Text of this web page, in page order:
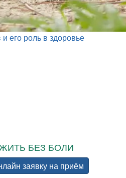
его роль в здоровье
БЕЗ БОЛИ
заявку на приём